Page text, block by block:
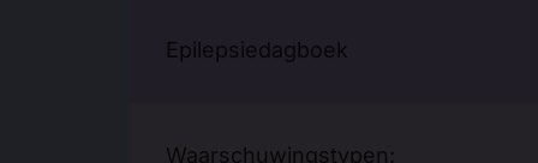
Epilepsiedagboek
Waarschuwingstypen: